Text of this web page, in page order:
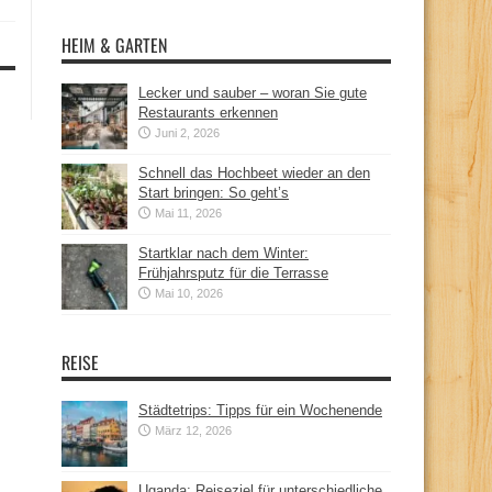
HEIM & GARTEN
Lecker und sauber – woran Sie gute
Restaurants erkennen
Juni 2, 2026
Schnell das Hochbeet wieder an den
Start bringen: So geht’s
Mai 11, 2026
Startklar nach dem Winter:
Frühjahrsputz für die Terrasse
Mai 10, 2026
REISE
Städtetrips: Tipps für ein Wochenende
März 12, 2026